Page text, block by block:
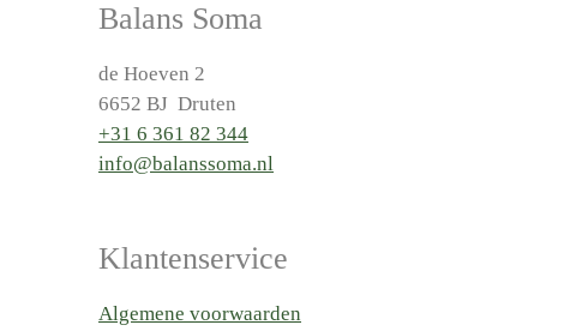
Balans Soma
de Hoeven 2
6652 BJ Druten
+31 6 361 82 344
info@balanssoma.nl
Klantenservice
Algemene voorwaarden